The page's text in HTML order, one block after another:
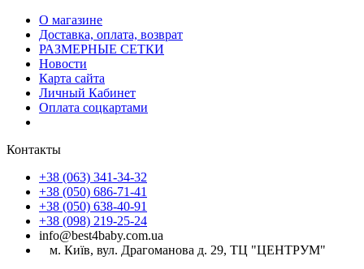
О магазине
Доставка, оплата, возврат
РАЗМЕРНЫЕ СЕТКИ
Новости
Карта сайта
Личный Кабинет
Оплата соцкартами
Контакты
+38 (063) 341-34-32
+38 (050) 686-71-41
+38 (050) 638-40-91
+38 (098) 219-25-24
info@best4baby.com.ua
м. Київ, вул. Драгоманова д. 29, ТЦ "ЦЕНТРУМ"